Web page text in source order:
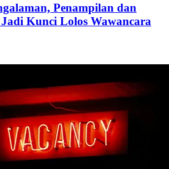
Penampilan dan
Kunci Lolos Wawancara